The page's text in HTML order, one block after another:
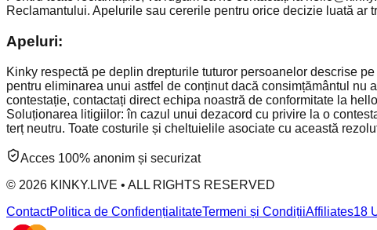
Reclamantului. Apelurile sau cererile pentru orice decizie luată ar
Apeluri:
Kinky respectă pe deplin drepturile tuturor persoanelor descrise
pentru eliminarea unui astfel de conținut dacă consimțământul
contestație, contactați direct echipa noastră de conformitate la
Soluționarea litigiilor: în cazul unui dezacord cu privire la o
terț neutru. Toate costurile și cheltuielile asociate cu această
Acces 100% anonim și securizat
© 2026 KINKY.LIVE • ALL RIGHTS RESERVED
ContactPolitica de ConfidențialitateTermeni și CondițiiAffiliates18